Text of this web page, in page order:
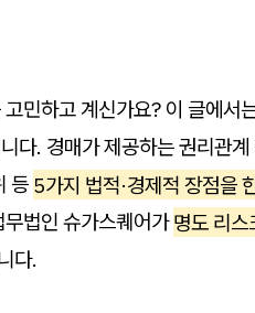
민하고 계신가요? 이 글에서
다. 경매가 제공하는 권리관
등 5가지 법적·경제적 장점을
법인 슈가스퀘어가명도 리
다.